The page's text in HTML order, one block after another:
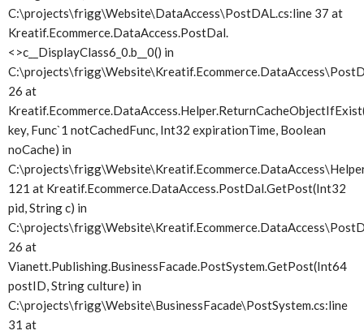
C:\projects\frigg\Website\DataAccess\PostDAL.cs:line 37 at
Kreatif.Ecommerce.DataAccess.PostDal.
<>c__DisplayClass6_0.b__0() in
26 at
key, Func`1 notCachedFunc, Int32 expirationTime, Boolean
noCache) in
121 at Kreatif.Ecommerce.DataAccess.PostDal.GetPost(Int32
pid, String c) in
26 at
Vianett.Publishing.BusinessFacade.PostSystem.GetPost(Int64
postID, String culture) in
C:\projects\frigg\Website\BusinessFacade\PostSystem.cs:line
31 at